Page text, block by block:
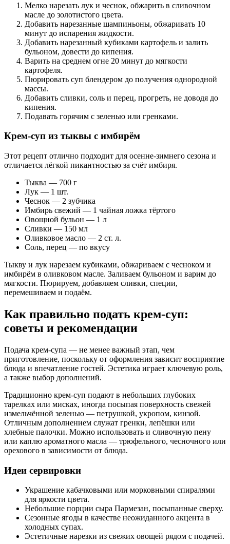
Мелко нарезать лук и чеснок, обжарить в сливочном
масле до золотистого цвета.
Добавить нарезанные шампиньоны, обжаривать 10
минут до испарения жидкости.
Добавить нарезанный кубиками картофель и залить
бульоном, довести до кипения.
Варить на среднем огне 20 минут до мягкости
картофеля.
Пюрировать суп блендером до получения однородной
массы.
Добавить сливки, соль и перец, прогреть, не доводя до
кипения.
Подавать горячим с зеленью или гренками.
Крем-суп из тыквы с имбирём
Этот рецепт отлично подходит для осенне-зимнего сезона и
отличается лёгкой пикантностью за счёт имбиря.
Тыква — 700 г
Лук — 1 шт.
Чеснок — 2 зубчика
Имбирь свежий — 1 чайная ложка тёртого
Овощной бульон — 1 л
Сливки — 150 мл
Оливковое масло — 2 ст. л.
Соль, перец — по вкусу
Тыкву и лук нарезаем кубиками, обжариваем с чесноком и
имбирём в оливковом масле. Заливаем бульоном и варим до
мягкости. Пюрируем, добавляем сливки, специи,
перемешиваем и подаём.
Как правильно подать крем-суп:
советы и рекомендации
Подача крем-супа — не менее важный этап, чем
приготовление, поскольку от оформления зависит восприятие
блюда и впечатление гостей. Эстетика играет ключевую роль,
а также выбор дополнений.
Традиционно крем-суп подают в небольших глубоких
тарелках или мисках, иногда посыпая поверхность свежей
измельчённой зеленью — петрушкой, укропом, кинзой.
Отличным дополнением служат гренки, лепёшки или
хлебные палочки. Можно использовать и сливочную пену
или каплю ароматного масла — трюфельного, чесночного или
орехового в зависимости от блюда.
Идеи сервировки
Украшение кабачковыми или морковными спиралями
для яркости цвета.
Небольшие порции сыра Пармезан, посыпанные сверху.
Сезонные ягоды в качестве неожиданного акцента в
холодных супах.
Эстетичные нарезки из свежих овощей рядом с подачей.